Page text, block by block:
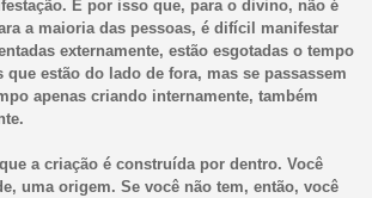
É por isso que, para o divino, não é
a maioria das pessoas, é difícil manifestar
externamente, estão esgotadas o tempo
que estão do lado de fora, mas se passassem
apenas criando internamente, também
a criação é construída por dentro. Você
uma origem. Se você não tem, então, você